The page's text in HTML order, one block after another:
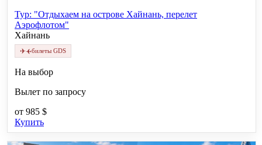
Тур: "Отдыхаем на острове Хайнань, перелет
Аэрофлотом"
Хайнань
✈✈билеты GDS
На выбор
Вылет по запросу
от 985 $
Купить